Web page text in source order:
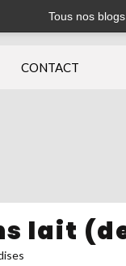
Tous nos
CONTACT
lait